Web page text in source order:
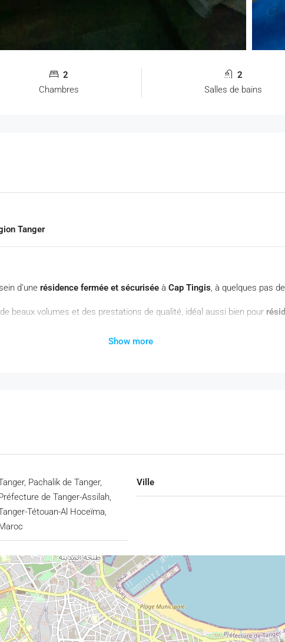
2
Chambres
2
Salles de bains
Tanger
d’une résidence fermée et sécurisée à Cap Tingis, à quelques pas
beaux volumes et des prestations de qualité, idéal aussi bien pour
Show more
Pachalik de Tanger,
de Tanger-Assilah,
Tétouan-Al Hoceïma,
Ville